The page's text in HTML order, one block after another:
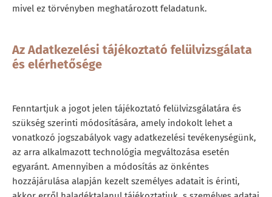
mivel ez törvényben meghatározott feladatunk.
Az Adatkezelési tájékoztató felülvizsgálata
és elérhetősége
Fenntartjuk a jogot jelen tájékoztató felülvizsgálatára és
szükség szerinti módosítására, amely indokolt lehet a
vonatkozó jogszabályok vagy adatkezelési tevékenységünk,
az arra alkalmazott technológia megváltozása esetén
egyaránt. Amennyiben a módosítás az önkéntes
hozzájárulása alapján kezelt személyes adatait is érinti,